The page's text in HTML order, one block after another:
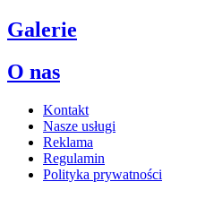
Galerie
O nas
Kontakt
Nasze usługi
Reklama
Regulamin
Polityka prywatności